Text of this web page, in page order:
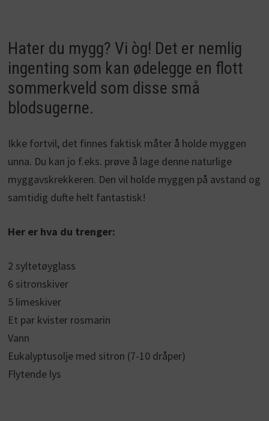
Hater du mygg? Vi òg! Det er nemlig
ingenting som kan ødelegge en flott
sommerkveld som disse små
blodsugerne.
Ikke fortvil, det finnes faktisk måter å holde myggen
unna. Du kan jo f.eks. prøve å lage denne naturlige
myggavskrekkeren. Den vil holde myggen på avstand og
samtidig dufte helt fantastisk!
Her er hva du trenger:
2 syltetøyglass
6 sitronskiver
5 limeskiver
Et par kvister rosmarin
Vann
Eukalyptusolje med sitron (7-10 dråper)
Flytende lys